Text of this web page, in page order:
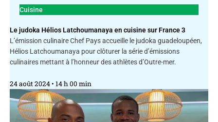
Cuisine
Le judoka Hélios Latchoumanaya en cuisine sur France 3
L’émission culinaire Chef Pays accueille le judoka guadeloupéen,
Hélios Latchoumanaya pour clôturer la série d’émissions
culinaires mettant à l’honneur des athlètes d’Outre-mer.
24 août 2024 14 h 00 min